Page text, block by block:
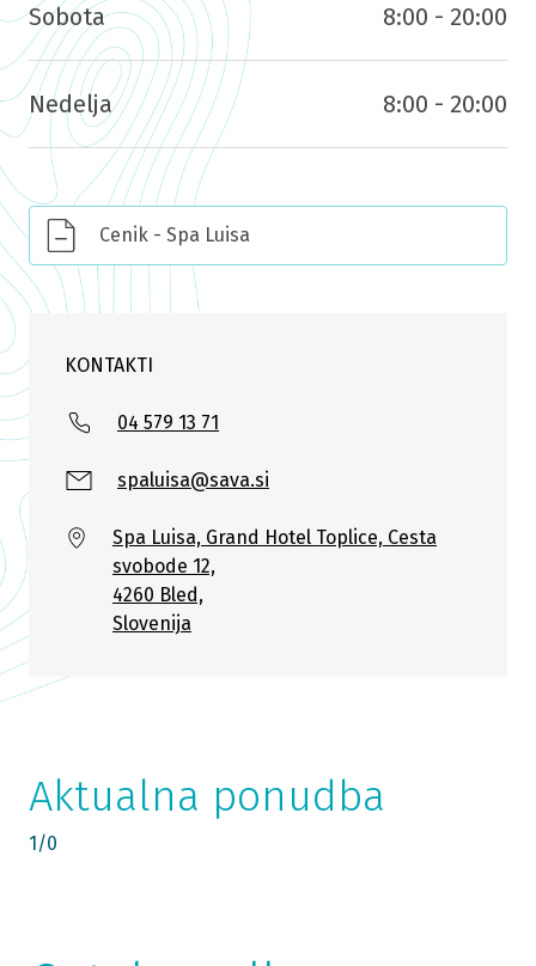
Sobota 8:00 - 20:00
Nedelja 8:00 - 20:00
Cenik - Spa Luisa
KONTAKTI
04 579 13 71
spaluisa@sava.si
Spa Luisa, Grand Hotel Toplice, Cesta
svobode 12,
4260 Bled,
Slovenija
Aktualna ponudba
1/0